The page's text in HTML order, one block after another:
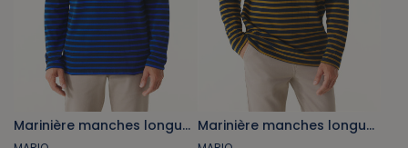
Marinière manches longues bleu marine et bleu cobalt Marinière manches longues bleu marine et marron bronze